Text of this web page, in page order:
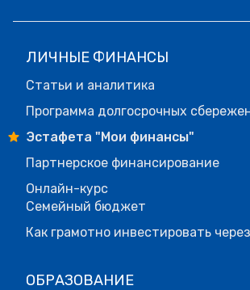
ЛИЧНЫЕ ФИНАНСЫ
Статьи и аналитика
Программа долгосрочных
Эстафета "Мои финансы"
Партнерское финансирование
Онлайн-курс
Семейный бюджет
Как грамотно инвестировать
ОБРАЗОВАНИЕ